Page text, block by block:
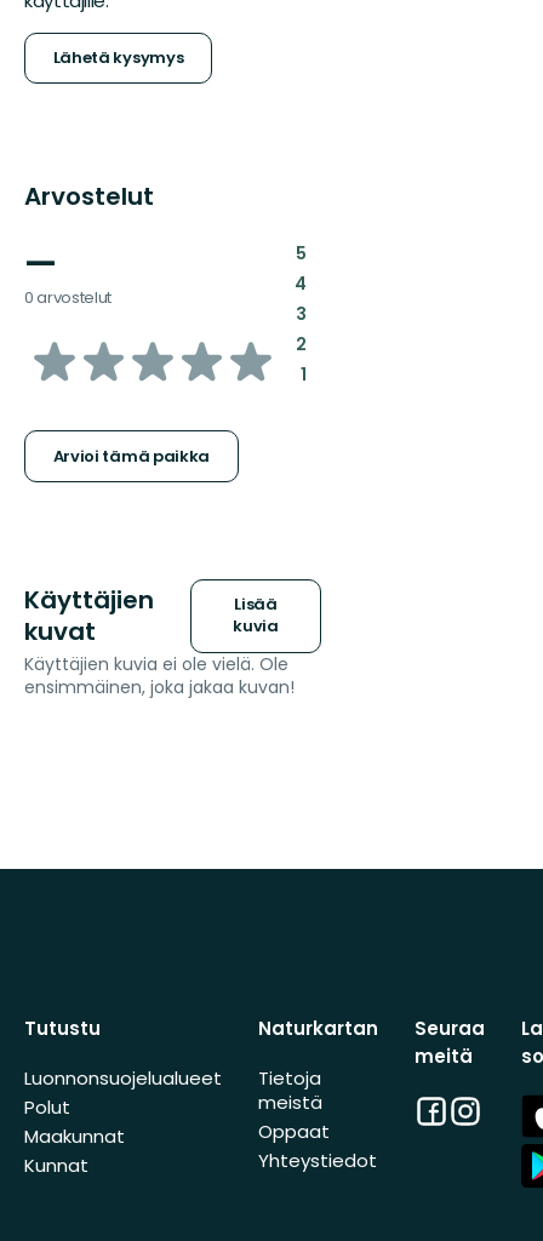
Lähetä kysymys
Arvostelut
—
0 arvostelut
/5
Arvioi tämä paikka
5:
4:
3:
2:
1:
Käyttäjien
kuvat
Lisää
kuvia
Käyttäjien kuvia ei ole vielä. Ole
ensimmäinen, joka jakaa kuvan!
Tutustu
Luonnonsuojelualueet
Polut
Maakunnat
Kunnat
Naturkartan
Tietoja
meistä
Oppaat
Yhteystiedot
Seuraa
meitä
Facebook